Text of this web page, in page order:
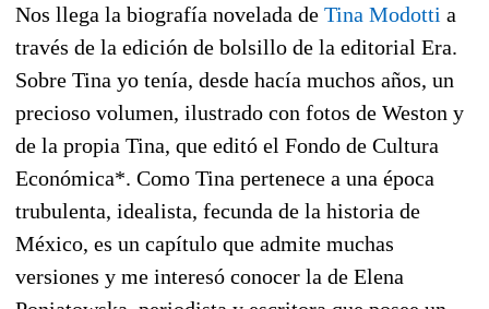
Nos llega la biografía novelada de Tina Modotti a
través de la edición de bolsillo de la editorial Era.
Sobre Tina yo tenía, desde hacía muchos años, un
precioso volumen, ilustrado con fotos de Weston y
de la propia Tina, que editó el Fondo de Cultura
Económica*. Como Tina pertenece a una época
trubulenta, idealista, fecunda de la historia de
México, es un capítulo que admite muchas
versiones y me interesó conocer la de Elena